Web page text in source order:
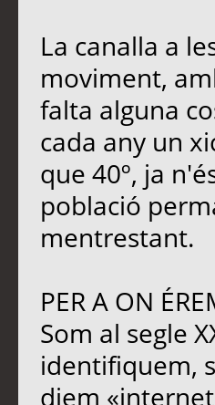
La canalla a
moviment,
falta alguna
cada any un
que 40º, ja
població
mentrestant.
PER A ON
Som al segle
identifiquem,
diem